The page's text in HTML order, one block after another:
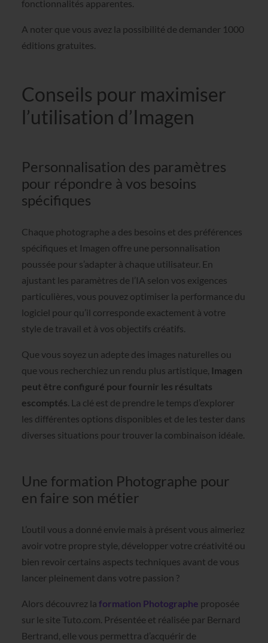
fonctionnalités apparentes.
A noter que vous avez la possibilité de demander 1000
éditions gratuites.
Conseils pour maximiser
l’utilisation d’Imagen
Personnalisation des paramètres
pour répondre à vos besoins
spécifiques
Chaque photographe a des besoins et des préférences
spécifiques et Imagen offre une personnalisation
poussée pour s’adapter à chaque utilisateur. En
ajustant les paramètres de l’IA selon vos exigences
particulières, vous pouvez optimiser la performance du
logiciel pour qu’il corresponde exactement à votre
style de travail et à vos objectifs créatifs.
Que vous soyez un adepte des images naturelles ou
que vous recherchiez un rendu plus artistique, Imagen
peut être configuré pour fournir les résultats
escomptés. La clé est de prendre le temps d’explorer
les différentes options disponibles et de les tester dans
diverses situations pour trouver la combinaison idéale.
Une formation Photographe pour
en faire son métier
L’outil vous a donné envie mais à présent vous aimeriez
avoir votre propre style, développer votre créativité ou
bien revoir certains aspects techniques avant de vous
lancer pleinement dans votre passion ?
Alors découvrez la formation Photographe proposée
sur le site Tuto.com. Présentée et réalisée par Bernard
Bertrand, elle vous permettra d’acquérir de